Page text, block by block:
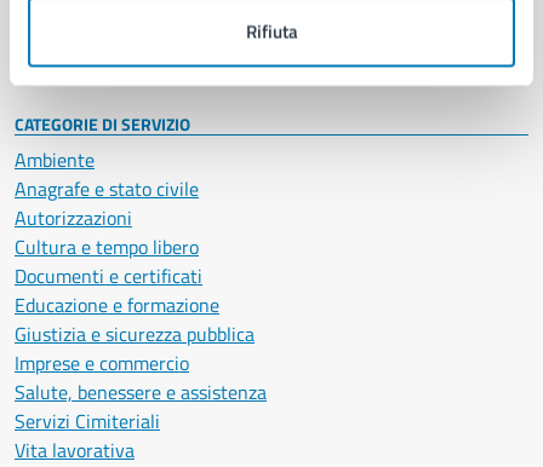
Rifiuta
Intranet, posta aziendale e protocollo
CATEGORIE DI SERVIZIO
Ambiente
Anagrafe e stato civile
Autorizzazioni
Cultura e tempo libero
Documenti e certificati
Educazione e formazione
Giustizia e sicurezza pubblica
Imprese e commercio
Salute, benessere e assistenza
Servizi Cimiteriali
Vita lavorativa